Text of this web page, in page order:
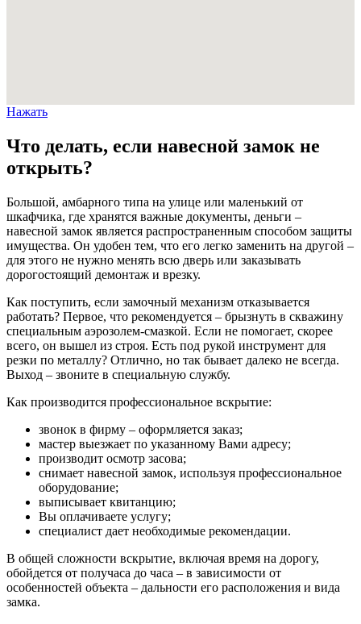
Нажать
Что делать, если навесной замок не
открыть?
Большой, амбарного типа на улице или маленький от
шкафчика, где хранятся важные документы, деньги –
навесной замок является распространенным способом защиты
имущества. Он удобен тем, что его легко заменить на другой –
для этого не нужно менять всю дверь или заказывать
дорогостоящий демонтаж и врезку.
Как поступить, если замочный механизм отказывается
работать? Первое, что рекомендуется – брызнуть в скважину
специальным аэрозолем-смазкой. Если не помогает, скорее
всего, он вышел из строя. Есть под рукой инструмент для
резки по металлу? Отлично, но так бывает далеко не всегда.
Выход – звоните в специальную службу.
Как производится профессиональное вскрытие:
звонок в фирму – оформляется заказ;
мастер выезжает по указанному Вами адресу;
производит осмотр засова;
снимает навесной замок, используя профессиональное
оборудование;
выписывает квитанцию;
Вы оплачиваете услугу;
специалист дает необходимые рекомендации.
В общей сложности вскрытие, включая время на дорогу,
обойдется от получаса до часа – в зависимости от
особенностей объекта – дальности его расположения и вида
замка.